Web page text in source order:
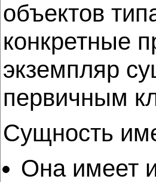
объектов
конкретные
экземпляр
первичным
Сущность
Она имеет